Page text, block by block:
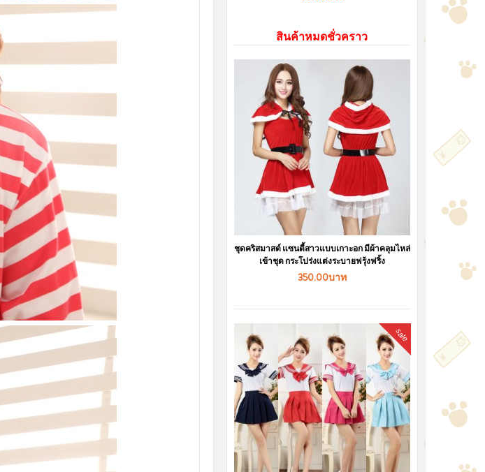
สินค้าหมดชั่วคราว
ชุดคริสมาสต์ แซนตี้สาวแบบเกาะอก มีผ้าคลุมไหล่
เข้าชุด กระโปร่งแต่งระบายฟรุ้งฟริ้ง
350.00บาท
sale